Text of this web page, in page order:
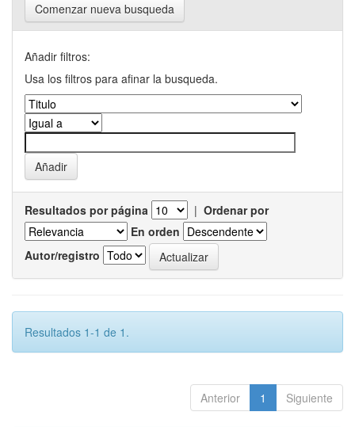
Comenzar nueva busqueda
Añadir filtros:
Usa los filtros para afinar la busqueda.
Resultados por página | Ordenar por
En orden
Autor/registro
Resultados 1-1 de 1.
Anterior 1 Siguiente